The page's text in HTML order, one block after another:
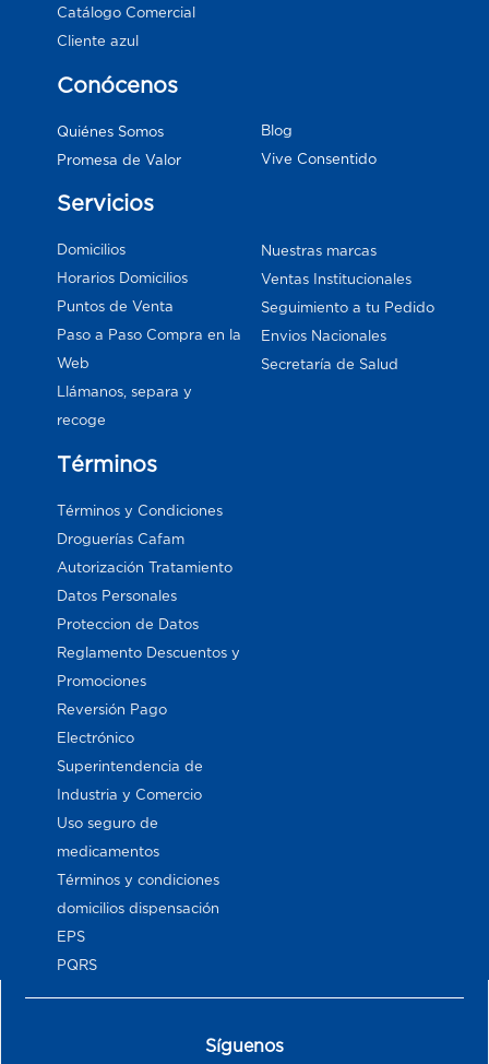
Catálogo Comercial
Cliente azul
Conócenos
Quiénes Somos
Promesa de Valor
Blog
Vive Consentido
Servicios
Domicilios
Horarios Domicilios
Puntos de Venta
Paso a Paso Compra en la
Web
Llámanos, separa y
recoge
Nuestras marcas
Ventas Institucionales
Seguimiento a tu Pedido
Envios Nacionales
Secretaría de Salud
Términos
Términos y Condiciones
Droguerías Cafam
Autorización Tratamiento
Datos Personales
Proteccion de Datos
Reglamento Descuentos y
Promociones
Reversión Pago
Electrónico
Superintendencia de
Industria y Comercio
Uso seguro de
medicamentos
Términos y condiciones
domicilios dispensación
EPS
PQRS
Síguenos